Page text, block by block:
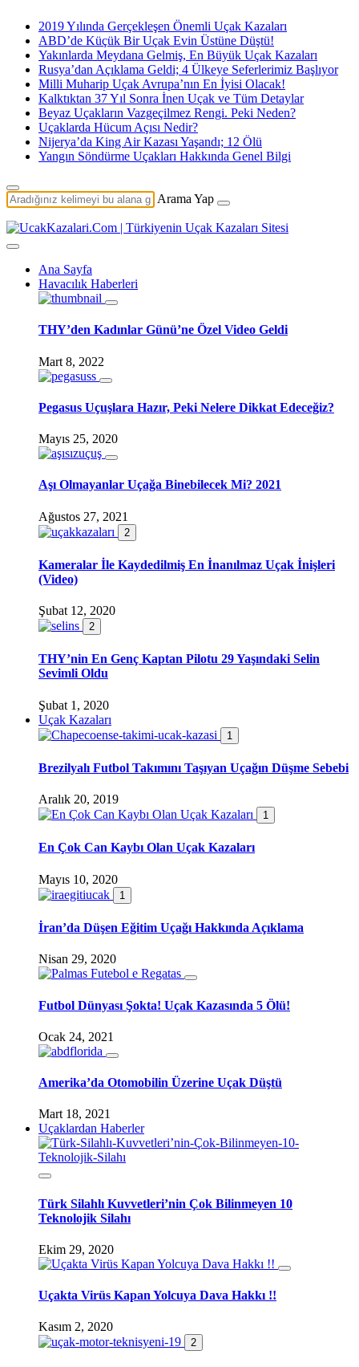
2019 Yılında Gerçekleşen Önemli Uçak Kazaları
ABD’de Küçük Bir Uçak Evin Üstüne Düştü!
Yakınlarda Meydana Gelmiş, En Büyük Uçak Kazaları
Rusya’dan Açıklama Geldi; 4 Ülkeye Seferlerimiz Başlıyor
Milli Muharip Uçak Avrupa’nın En İyisi Olacak!
Kalktıktan 37 Yıl Sonra İnen Uçak ve Tüm Detaylar
Beyaz Uçakların Vazgeçilmez Rengi. Peki Neden?
Uçaklarda Hücum Açısı Nedir?
Nijerya’da King Air Kazası Yaşandı; 12 Ölü
Yangın Söndürme Uçakları Hakkında Genel Bilgi
Arama Yap
Ana Sayfa
Havacılık Haberleri
THY’den Kadınlar Günü’ne Özel Video Geldi
Mart 8, 2022
Pegasus Uçuşlara Hazır, Peki Nelere Dikkat Edeceğiz?
Mayıs 25, 2020
Aşı Olmayanlar Uçağa Binebilecek Mi? 2021
Ağustos 27, 2021
2
Kameralar İle Kaydedilmiş En İnanılmaz Uçak İnişleri
(Video)
Şubat 12, 2020
2
THY’nin En Genç Kaptan Pilotu 29 Yaşındaki Selin
Sevimli Oldu
Şubat 1, 2020
Uçak Kazaları
1
Brezilyalı Futbol Takımını Taşıyan Uçağın Düşme Sebebi
Aralık 20, 2019
1
En Çok Can Kaybı Olan Uçak Kazaları
Mayıs 10, 2020
1
İran’da Düşen Eğitim Uçağı Hakkında Açıklama
Nisan 29, 2020
Futbol Dünyası Şokta! Uçak Kazasında 5 Ölü!
Ocak 24, 2021
Amerika’da Otomobilin Üzerine Uçak Düştü
Mart 18, 2021
Uçaklardan Haberler
Türk Silahlı Kuvvetleri’nin Çok Bilinmeyen 10
Teknolojik Silahı
Ekim 29, 2020
Uçakta Virüs Kapan Yolcuya Dava Hakkı !!
Kasım 2, 2020
2